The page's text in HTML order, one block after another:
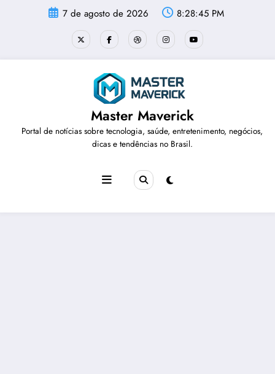
7 de agosto de 2026 8:28:46 PM
Master Maverick
Portal de notícias sobre tecnologia, saúde, entretenimento, negócios,
dicas e tendências no Brasil.